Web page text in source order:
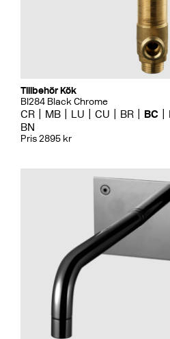
Tillbehör Kök
BI284 Black Chrome
CR MB LU CU BR BC
BN
Pris 2895 kr